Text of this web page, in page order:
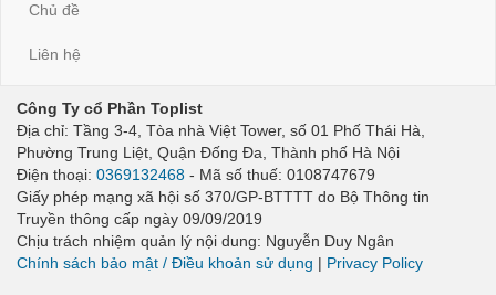
Chủ đề
Liên hệ
Công Ty cổ Phần Toplist
Địa chỉ: Tầng 3-4, Tòa nhà Việt Tower, số 01 Phố Thái Hà,
Phường Trung Liệt, Quận Đống Đa, Thành phố Hà Nội
Điện thoại: 0369132468 - Mã số thuế: 0108747679
Giấy phép mạng xã hội số 370/GP-BTTTT do Bộ Thông tin
Truyền thông cấp ngày 09/09/2019
Chịu trách nhiệm quản lý nội dung: Nguyễn Duy Ngân
Chính sách bảo mật / Điều khoản sử dụng | Privacy Policy